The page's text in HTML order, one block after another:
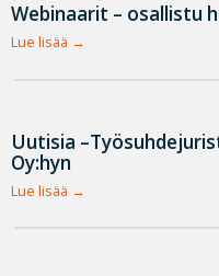
Webinaarit – osallistu
Lue lisää
Uutisia
Oy:hyn
Lue lisää